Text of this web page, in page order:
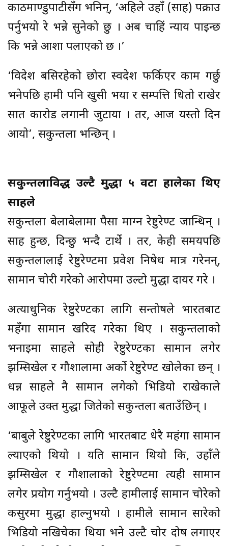
काठमाण्डुपाटीसँग भनिन्, ‘अहिले उहाँ (साह) पक्राउ
पर्नुभयो रे भन्ने सुनेको छु । अब चाहिं न्याय पाइन्छ
कि भन्ने आशा पलाएको छ ।’
‘विदेश बसिरहेको छोरा स्वदेश फर्किएर काम गर्छु
भनेपछि हामी पनि खुसी भयौं र सम्पत्ति धितो राखेर
सात कारोड लगानी जुटायौं । तर, आज यस्तो दिन
आयो’, सकुन्तला भन्छिन् ।
सकुन्तलाविरुद्ध उल्टै मुद्धा ५ वटा हालेका थिए
साहले
सकुन्तला बेलाबेलामा पैसा माग्न रेष्टुरेण्ट जान्थिन् ।
साह हुन्छ, दिन्छु भन्दै टार्थे । तर, केही समयपछि
सकुन्तलालाई रेष्टुरेण्टमा प्रवेश निषेध मात्र गरेनन्,
सामान चोरी गरेको आरोपमा उल्टो मुद्धा दायर गरे ।
अत्याधुनिक रेष्टुरेण्टका लागि सन्तोषले भारतबाट
महँगा सामान खरिद गरेका थिए । सकुन्तलाको
भनाइमा साहले सोही रेष्टुरेण्टका सामान लगेर
झम्सिखेल र गौशालामा अर्को रेष्टुरेण्ट खोलेका छन् ।
धन्न साहले नै सामान लगेको भिडियो राखेकाले
आफूले उक्त मुद्धा जितेको सकुन्तला बताउँछिन् ।
‘बाबुले रेष्टुरेण्टका लागि भारतबाट धेरै महंगा सामान
ल्याएको थियो । यति सामान थियो कि, उहाँले
झम्सिखेल र गौशालाको रेष्टुरेण्टमा त्यही सामान
लगेर प्रयोग गर्नुभयो । उल्टै हामीलाई सामान चोरेको
कसुरमा मुद्धा हाल्नुभयो । हामीले सामान सारेको
भिडियो नखिचेका थियौं भने उल्टै चोर दोष लगाएर